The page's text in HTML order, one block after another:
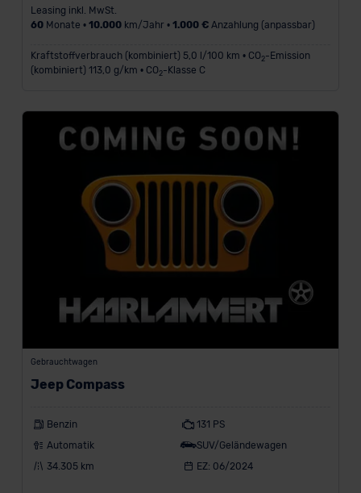
Leasing inkl. MwSt.
60Monate • 10.000km/Jahr • 1.000 €Anzahlung (anpassbar)
Kraftstoffverbrauch (kombiniert) 5,0 l/100 km • CO 2-Emission
(kombiniert) 113,0 g/km • CO 2-Klasse C
Gebrauchtwagen
Jeep Compass
Benzin
131 PS
Automatik
SUV/Geländewagen
34.305 km
EZ: 06/2024